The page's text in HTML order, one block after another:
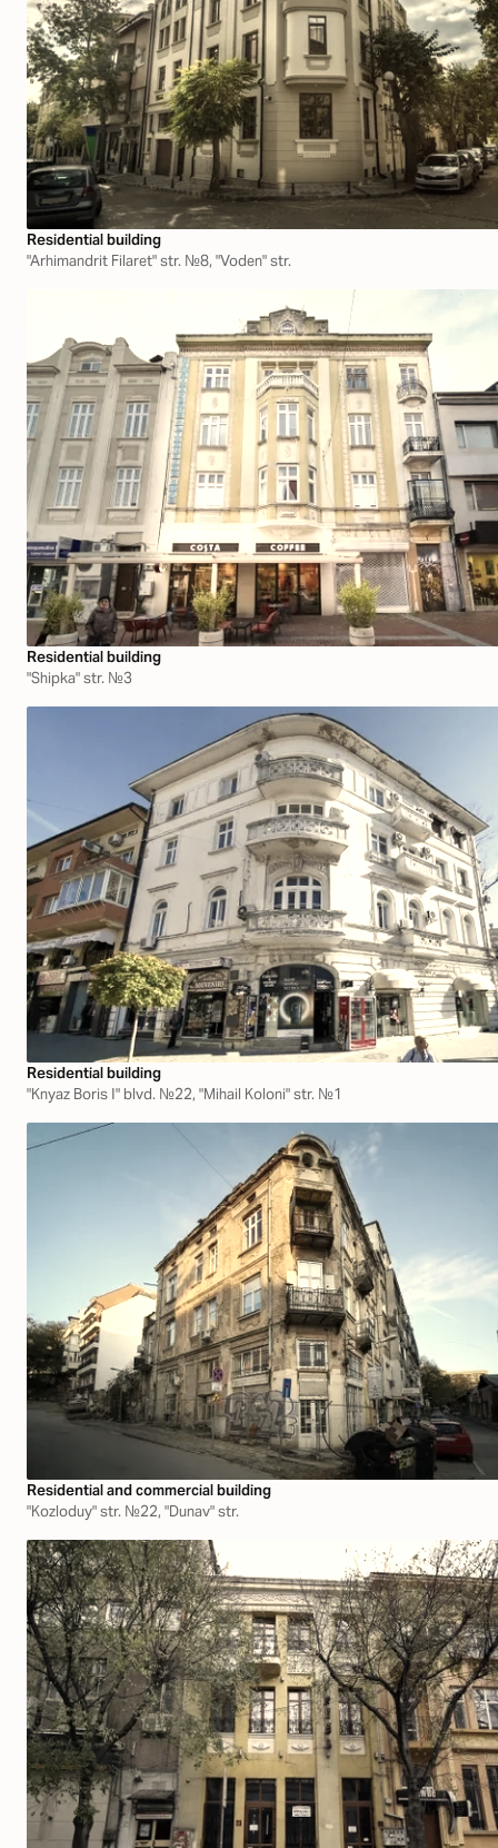
Residential building
"Arhimandrit Filaret" str. №8, "Voden" str.
Residential building
"Shipka" str. №3
Residential building
"Knyaz Boris І" blvd. №22, "Mihail Koloni" str. №1
Residential and commercial building
"Kozloduy" str. №22, "Dunav" str.